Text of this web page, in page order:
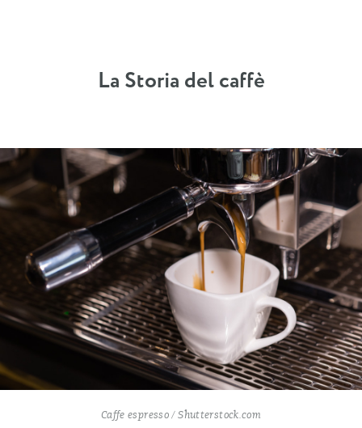
La Storia del caffè
Caffe espresso / Shutterstock.com